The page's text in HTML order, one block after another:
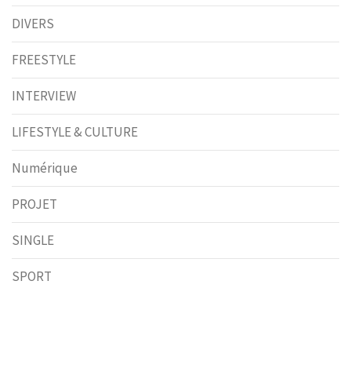
DIVERS
FREESTYLE
INTERVIEW
LIFESTYLE & CULTURE
Numérique
PROJET
SINGLE
SPORT